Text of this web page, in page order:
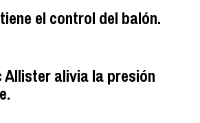
el control del balón.
Allister alivia la presión